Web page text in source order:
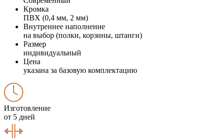
Кромка
ПВХ (0,4 мм, 2 мм)
Внутреннее наполнение
на выбор (полки, корзины, штанги)
Размер
индивидуальный
Цена
указана за базовую комплектацию
Изготовление
от 5 дней